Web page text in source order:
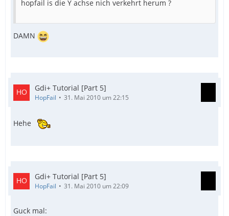
hopfail is die Y achse nich verkehrt herum ?
DAMN
Gdi+ Tutorial [Part 5]
HopFail 31. Mai 2010 um 22:15
Hehe
Gdi+ Tutorial [Part 5]
HopFail 31. Mai 2010 um 22:09
Guck mal: